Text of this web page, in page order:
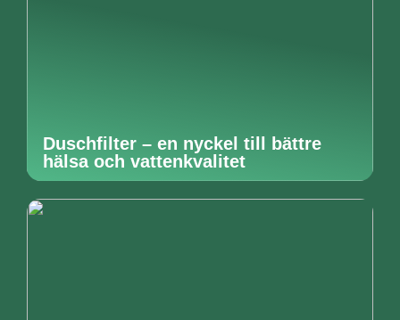
Duschfilter – en nyckel till bättre
hälsa och vattenkvalitet